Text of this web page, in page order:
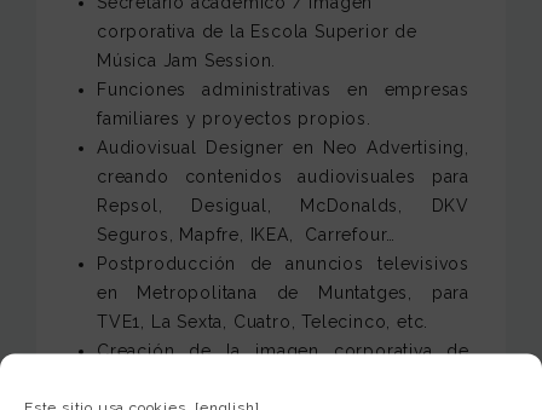
Este sitio usa cookies. [english]
corporativa de la Escola Superior de
Música Jam Session.
Funciones administrativas en empresas
familiares y proyectos propios.
Audiovisual Designer en Neo Advertising,
creando contenidos audiovisuales para
Repsol, Desigual, McDonalds, DKV
Seguros, Mapfre, IKEA, Carrefour…
Postproducción de anuncios televisivos
en Metropolitana de Muntatges, para
TVE1, La Sexta, Cuatro, Telecinco, etc.
Creación de la imagen corporativa de